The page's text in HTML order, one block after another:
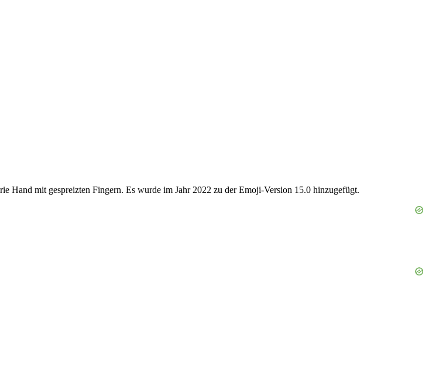
Hand mit gespreizten Fingern. Es wurde im Jahr 2022 zu der Emoji-Version 15.0 hinzugefügt.